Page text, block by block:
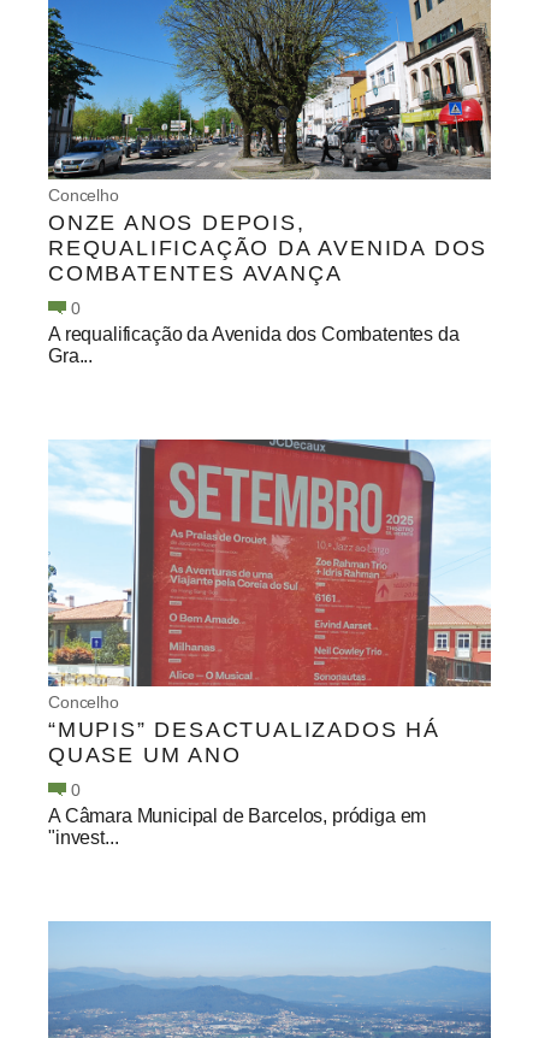
Concelho
ONZE ANOS DEPOIS,
REQUALIFICAÇÃO DA AVENIDA DOS
COMBATENTES AVANÇA
0
A requalificação da Avenida dos Combatentes da
Gra...
Concelho
“MUPIS” DESACTUALIZADOS HÁ
QUASE UM ANO
0
A Câmara Municipal de Barcelos, pródiga em
"invest...